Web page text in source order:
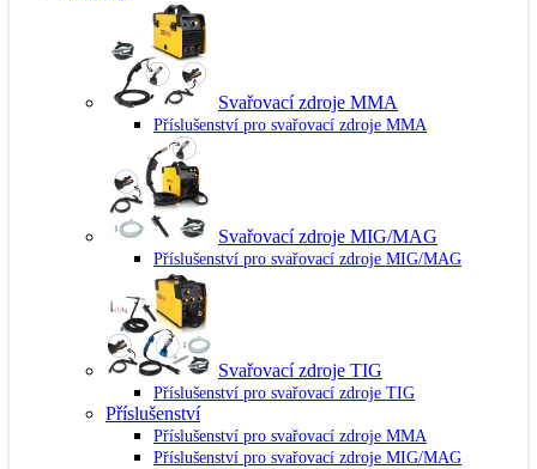
Svařovací zdroje MMA
Příslušenství pro svařovací zdroje MMA
Svařovací zdroje MIG/MAG
Příslušenství pro svařovací zdroje MIG/MAG
Svařovací zdroje TIG
Příslušenství pro svařovací zdroje TIG
Příslušenství
Příslušenství pro svařovací zdroje MMA
Příslušenství pro svařovací zdroje MIG/MAG